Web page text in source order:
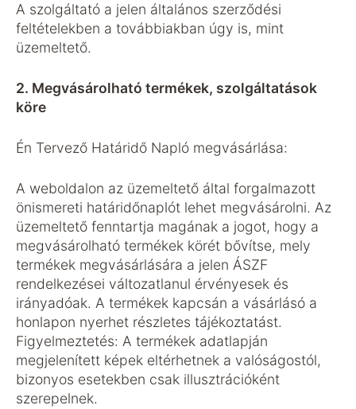
A szolgáltató a jelen általános szerződési
feltételekben a továbbiakban úgy is, mint
üzemeltető.
2. Megvásárolható termékek, szolgáltatások
köre
Én Tervező Határidő Napló megvásárlása:
A weboldalon az üzemeltető által forgalmazott
önismereti határidőnaplót lehet megvásárolni. Az
üzemeltető fenntartja magának a jogot, hogy a
megvásárolható termékek körét bővítse, mely
termékek megvásárlására a jelen ÁSZF
rendelkezései változatlanul érvényesek és
irányadóak. A termékek kapcsán a vásárlásó a
honlapon nyerhet részletes tájékoztatást.
Figyelmeztetés: A termékek adatlapján
megjelenített képek eltérhetnek a valóságostól,
bizonyos esetekben csak illusztrációként
szerepelnek.